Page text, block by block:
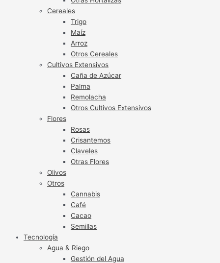
Cereales
Trigo
Maíz
Arroz
Otros Cereales
Cultivos Extensivos
Caña de Azúcar
Palma
Remolacha
Otros Cultivos Extensivos
Flores
Rosas
Crisantemos
Claveles
Otras Flores
Olivos
Otros
Cannabis
Café
Cacao
Semillas
Tecnología
Agua & Riego
Gestión del Agua